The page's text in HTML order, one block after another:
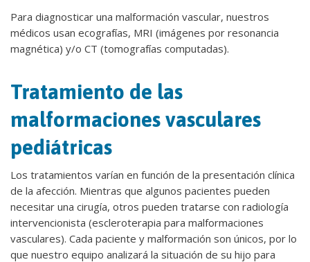
Para diagnosticar una malformación vascular, nuestros
médicos usan ecografías, MRI (imágenes por resonancia
magnética) y/o CT (tomografías computadas).
Tratamiento de las
malformaciones vasculares
pediátricas
Los tratamientos varían en función de la presentación clínica
de la afección. Mientras que algunos pacientes pueden
necesitar una cirugía, otros pueden tratarse con radiología
intervencionista (escleroterapia para malformaciones
vasculares). Cada paciente y malformación son únicos, por lo
que nuestro equipo analizará la situación de su hijo para